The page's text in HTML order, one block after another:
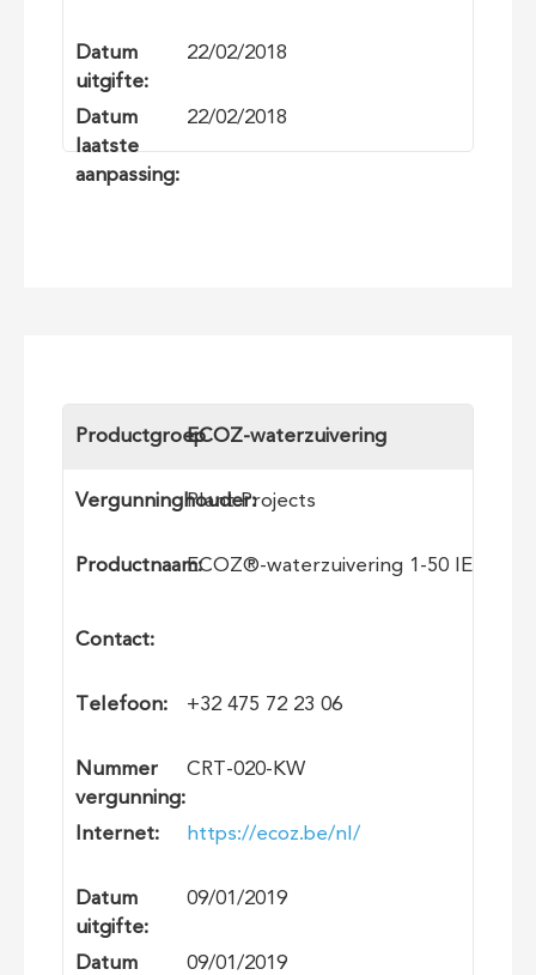
Datum
uitgifte:
22/02/2018
Datum
laatste
aanpassing:
22/02/2018
ProductgroepECOZ-waterzuivering
Vergunninghouder:
Plant Projects
Productnaam:ECOZ®-waterzuivering 1-50 IE
Contact:
Telefoon: +32 475 72 23 06
Nummer
vergunning:
CRT-020-KW
Internet: https://ecoz.be/nl/
Datum
uitgifte:
09/01/2019
Datum
09/01/2019